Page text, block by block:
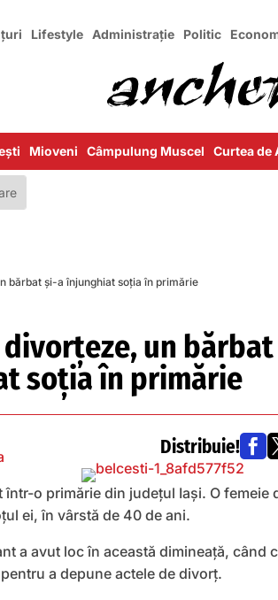
Lifestyle Administrație Politic
Mioveni Câmpulung Muscel Curtea de
bărbat și-a înjunghiat soția în primărie
un
soția în primărie
Distribuie! 
într-o primărie din județul Iași. O femeie
ei, în vârstă de 40 de ani.
a avut loc în această dimineață, când
a depune actele de divorț.